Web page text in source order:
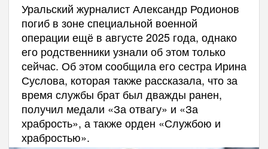
Уральский журналист Александр Родионов
погиб в зоне специальной военной
операции ещё в августе 2025 года, однако
его родственники узнали об этом только
сейчас. Об этом сообщила его сестра Ирина
Суслова, которая также рассказала, что за
время службы брат был дважды ранен,
получил медали «За отвагу» и «За
храбрость», а также орден «Службою и
храбростью».